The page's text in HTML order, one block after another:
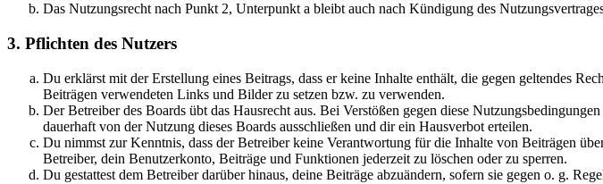
Das Nutzungsrecht nach Punkt 2, Unterpunkt a bleibt auch nach Kündigung des
3. Pflichten des Nutzers
Du erklärst mit der Erstellung eines Beitrags, dass er keine Inhalte enthält, die gegen geltendes
Beiträgen verwendeten Links und Bilder zu setzen bzw. zu verwenden.
Der Betreiber des Boards übt das Hausrecht aus. Bei Verstößen gegen diese
dauerhaft von der Nutzung dieses Boards ausschließen und dir ein Hausverbot erteilen.
Du nimmst zur Kenntnis, dass der Betreiber keine Verantwortung für die Inhalte von Beiträgen
Betreiber, dein Benutzerkonto, Beiträge und Funktionen jederzeit zu löschen oder zu sperren.
Du gestattest dem Betreiber darüber hinaus, deine Beiträge abzuändern, sofern sie gegen o. g.